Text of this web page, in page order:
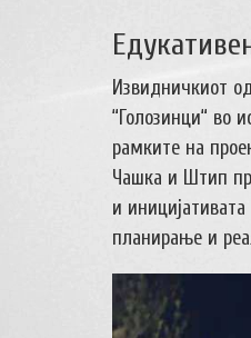
Извидничкиот
“Голозинци“ во
рамките на
Чашка и Штип
и
планирање и